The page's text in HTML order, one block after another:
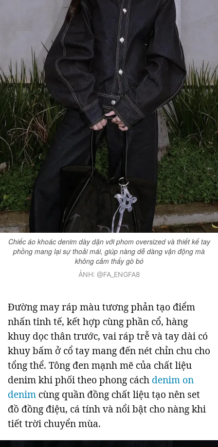
Chiếc áo khoác denim dày dặn với phom oversized và thiết kế tay
phồng mang lại sự thoải mái, giúp nàng dễ dàng vận động mà
không cảm thấy gò bó
ẢNH: @FA_ENGFA8
Đường may ráp màu tương phản tạo điểm
nhấn tinh tế, kết hợp cùng phần cổ, hàng
khuy dọc thân trước, vai ráp trễ và tay dài có
khuy bấm ở cổ tay mang đến nét chỉn chu cho
tổng thể. Tông đen mạnh mẽ của chất liệu
denim khi phối theo phong cách denim on
denim cùng quần đồng chất liệu tạo nên set
đồ đồng điệu, cá tính và nổi bật cho nàng khi
tiết trời chuyển mùa.